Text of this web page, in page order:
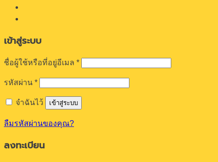
เข้าสู่ระบบ
ชื่อผู้ใช้หรือที่อยู่อีเมล *ต้องการ
รหัสผ่าน *ต้องการ
จำฉันไว้ เข้าสู่ระบบ
ลืมรหัสผ่านของคุณ?
ลงทะเบียน